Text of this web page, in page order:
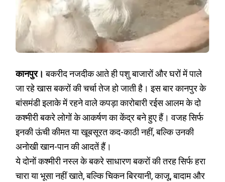
कानपुर। बकरीद नजदीक आते ही पशु बाजारों और घरों में पाले
जा रहे खास बकरों की चर्चा तेज हो जाती है। इस बार कानपुर के
बांसमंडी इलाके में रहने वाले कपड़ा कारोबारी रईस आलम के दो
कश्मीरी बकरे लोगों के आकर्षण का केंद्र बने हुए हैं। वजह सिर्फ
इनकी ऊंची कीमत या खूबसूरत कद-काठी नहीं, बल्कि उनकी
अनोखी खान-पान की आदतें हैं।
ये दोनों कश्मीरी नस्ल के बकरे साधारण बकरों की तरह सिर्फ हरा
चारा या भूसा नहीं खाते, बल्कि चिकन बिरयानी, काजू, बादाम और